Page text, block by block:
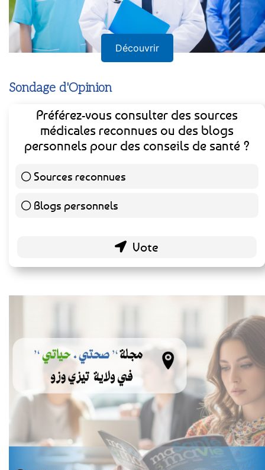
Découvrir
Sondage d'Opinion
Préférez-vous consulter des sources
médicales reconnues ou des blogs
personnels pour des conseils de santé ?
Sources reconnues
Blogs personnels